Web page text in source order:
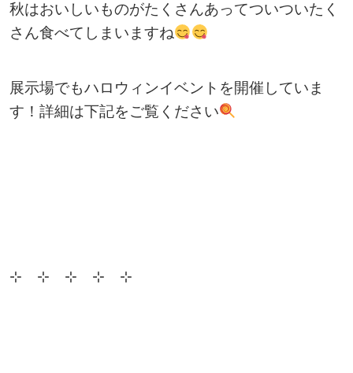
秋はおいしいものがたくさんあってついついたく
さん食べてしまいますね
展示場でもハロウィンイベントを開催していま
す！詳細は下記をご覧ください
⊹ ⊹ ⊹ ⊹ ⊹